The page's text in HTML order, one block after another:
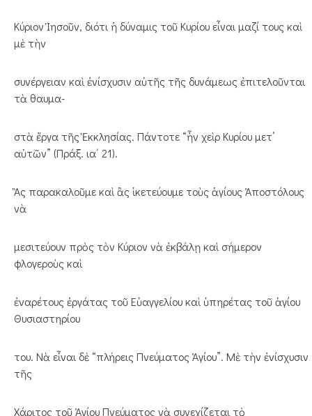
Κύριον Ἰησοῦν, διότι ἡ δύναμις τοῦ Κυρίου εἶναι μαζί τους καὶ
μὲ τὴν
συνέργειαν καὶ ἐνίσχυσιν αὐτῆς τῆς δυνάμεως ἐπιτελοῦνται
τὰ θαυμα-
στὰ ἔργα τῆς Ἐκκλησίας. Πάντοτε “ἦν χεὶρ Κυρίου μετ’
αὐτῶν” (Πράξ. ια΄ 21).
Ἂς παρακαλοῦμε καὶ ἂς ἱκετεύουμε τοὺς ἁγίους Ἀποστόλους
νὰ
μεσιτεύουν πρὸς τὸν Κύριον νὰ ἐκβάλῃ καὶ σήμερον
φλογεροὺς καὶ
ἐναρέτους ἐργάτας τοῦ Εὐαγγελίου καὶ ὑπηρέτας τοῦ ἁγίου
Θυσιαστηρίου
του. Νὰ εἶναι δὲ “πλήρεις Πνεύματος Ἁγίου”. Μὲ τὴν ἐνίσχυσιν
τῆς
Χάριτος τοῦ Ἁγίου Πνεύματος νὰ συνεχίζεται τὸ